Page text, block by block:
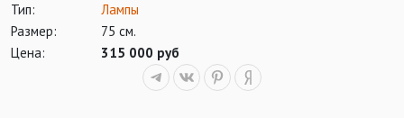
Тип:
Лампы
Размер:
75 см.
Цена:
315 000 руб